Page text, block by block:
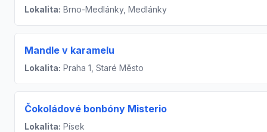
Lokalita: Brno-Medlánky, Medlánky
Mandle v karamelu
Lokalita: Praha 1, Staré Město
Čokoládové bonbóny Misterio
Lokalita: Písek